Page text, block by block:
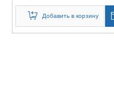
пневматический домкрат
Добавить в корзину